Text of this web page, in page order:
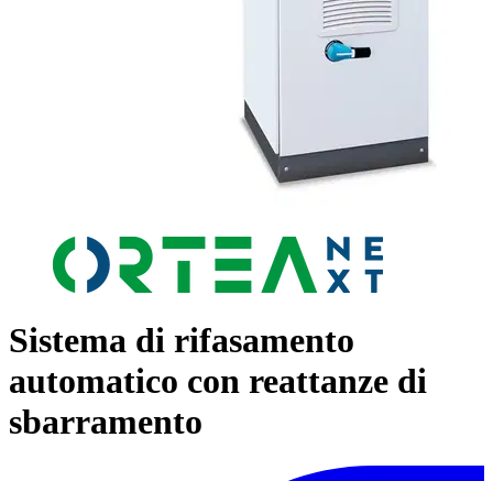
Sistema di rifasamento
automatico con reattanze di
sbarramento